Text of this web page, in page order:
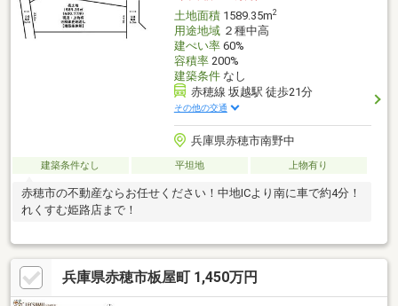
土地面積1589.35m2
用途地域２種中高
建ぺい率60%
容積率200%
建築条件なし
赤穂線 坂越駅 徒歩21分
その他の交通
兵庫県赤穂市南野中
建築条件なし 平坦地 上物有り
赤穂市の不動産ならお任せください！中地ICより南に車で約4分！
れくすむ姫路店まで！
兵庫県赤穂市板屋町 1,450万円